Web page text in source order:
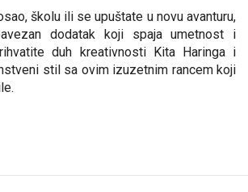
školu ili se upuštate u novu avanturu,
dodatak koji spaja umetnost i
duh kreativnosti Kita Haringa i
stil sa ovim izuzetnim rancem koji